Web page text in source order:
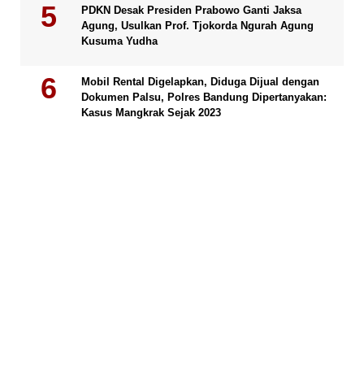
PDKN Desak Presiden Prabowo Ganti Jaksa
Agung, Usulkan Prof. Tjokorda Ngurah Agung
Kusuma Yudha
Mobil Rental Digelapkan, Diduga Dijual dengan
Dokumen Palsu, Polres Bandung Dipertanyakan:
Kasus Mangkrak Sejak 2023